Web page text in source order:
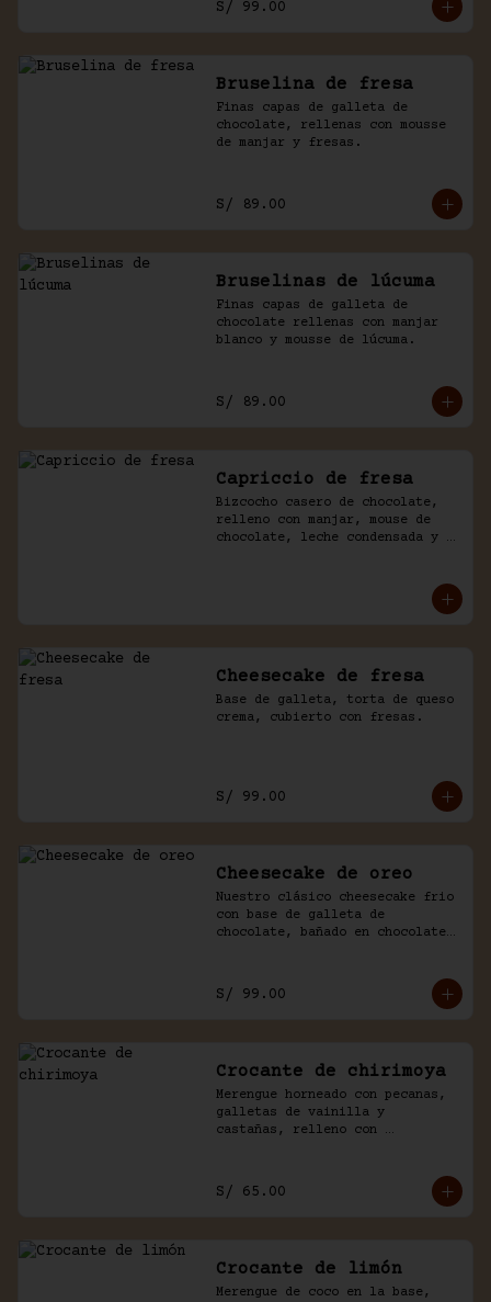
S/ 99.00
Bruselina de fresa
Finas capas de galleta de
chocolate, rellenas con mousse
de manjar y fresas.
S/ 89.00
Bruselinas de lúcuma
Finas capas de galleta de
chocolate rellenas con manjar
blanco y mousse de lúcuma.
S/ 89.00
Capriccio de fresa
Bizcocho casero de chocolate,
relleno con manjar, mouse de
chocolate, leche condensada y
Cheesecake de fresa
Base de galleta, torta de queso
crema, cubierto con fresas.
S/ 99.00
Cheesecake de oreo
Nuestro clásico cheesecake frio
con base de galleta de
chocolate, bañado en chocolate
S/ 99.00
Crocante de chirimoya
Merengue horneado con pecanas,
galletas de vainilla y
castañas, relleno con
S/ 65.00
Crocante de limón
Merengue de coco en la base,